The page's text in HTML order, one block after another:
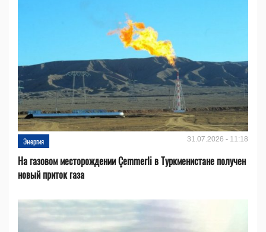
Энергия 31.07.2026 - 11:18
На газовом месторождении Çemmerli в Туркменистане получен
новый приток газа